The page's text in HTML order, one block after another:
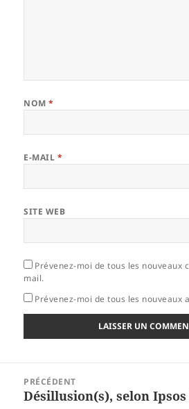
NOM*
E-MAIL *
SITE WEB
Prévenez-moi de tous les nouveaux
mail.
Prévenez-moi de tous les nouveaux
l’article
PRÉCÉDENT
Article
Désillusion(s), selon